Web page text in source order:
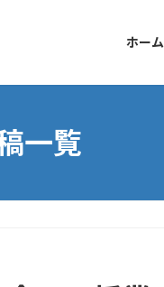
ホーム
一覧